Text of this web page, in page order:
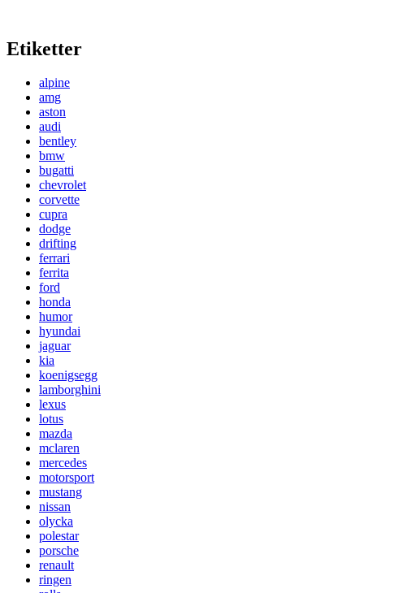
Etiketter
alpine
amg
aston
audi
bentley
bmw
bugatti
chevrolet
corvette
cupra
dodge
drifting
ferrari
ferrita
ford
honda
humor
hyundai
jaguar
kia
koenigsegg
lamborghini
lexus
lotus
mazda
mclaren
mercedes
motorsport
mustang
nissan
olycka
polestar
porsche
renault
ringen